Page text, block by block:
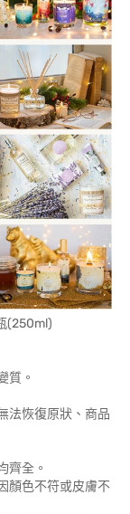
(250ml)
質。
法恢復原狀、商品
齊全。
顏色不符或皮膚不